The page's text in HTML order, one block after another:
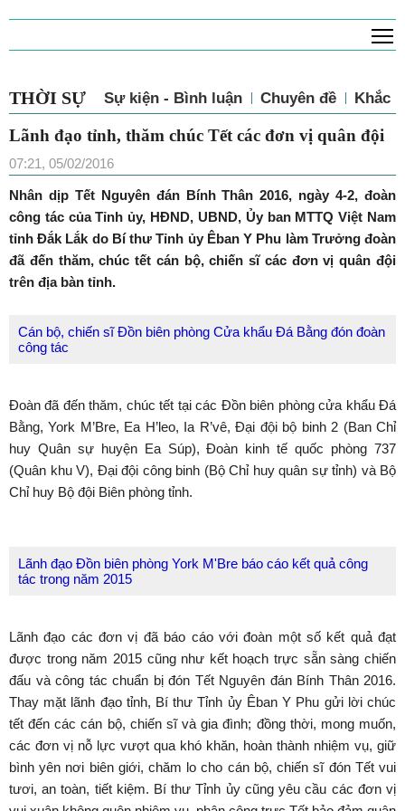
THỜI SỰ Sự kiện - Bình luận Chuyên đề Khắc
Lãnh đạo tỉnh, thăm chúc Tết các đơn vị quân đội
07:21, 05/02/2016
Nhân dịp Tết Nguyên đán Bính Thân 2016, ngày 4-2, đoàn
công tác của Tỉnh ủy, HĐND, UBND, Ủy ban MTTQ Việt Nam
tỉnh Đắk Lắk do Bí thư Tỉnh ủy Êban Y Phu làm Trưởng đoàn
đã đến thăm, chúc tết cán bộ, chiến sĩ các đơn vị quân đội
trên địa bàn tỉnh.
Cán bộ, chiến sĩ Đồn biên phòng Cửa khẩu Đá Bằng đón đoàn
công tác
Đoàn đã đến thăm, chúc tết tại các Đồn biên phòng cửa khẩu Đá
Bằng, York M’Bre, Ea H’leo, Ia R’vê, Đại đội bộ binh 2 (Ban Chỉ
huy Quân sự huyện Ea Súp), Đoàn kinh tế quốc phòng 737
(Quân khu V), Đại đội công binh (Bộ Chỉ huy quân sự tỉnh) và Bộ
Chỉ huy Bộ đội Biên phòng tỉnh.
Lãnh đạo Đồn biên phòng York M'Bre báo cáo kết quả công
tác trong năm 2015
Lãnh đạo các đơn vị đã báo cáo với đoàn một số kết quả đạt
được trong năm 2015 cũng như kết hoạch trực sẵn sàng chiến
đấu và công tác chuẩn bị đón Tết Nguyên đán Bính Thân 2016.
Thay mặt lãnh đạo tỉnh, Bí thư Tỉnh ủy Êban Y Phu gửi lời chúc
tết đến các cán bộ, chiến sĩ và gia đình; đồng thời, mong muốn,
các đơn vị nỗ lực vượt qua khó khăn, hoàn thành nhiệm vụ, giữ
bình yên nơi biên giới, chăm lo cho cán bộ, chiến sĩ đón Tết vui
tươi, an toàn, tiết kiệm. Bí thư Tỉnh ủy cũng yêu cầu các đơn vị